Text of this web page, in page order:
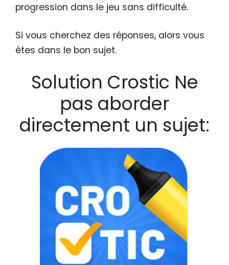
progression dans le jeu sans difficulté.
Si vous cherchez des réponses, alors vous
êtes dans le bon sujet.
Solution Crostic Ne
pas aborder
directement un sujet: